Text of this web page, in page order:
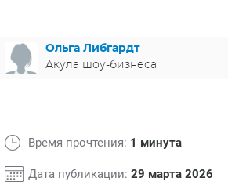
Ольга Либгардт
Акула шоу-бизнеса
Время прочтения: 1 минута
Дата публикации: 29 марта 2026